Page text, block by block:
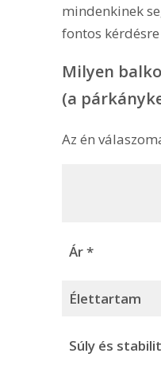
mindenkinek
fontos
Milyen
(a
Az én
Ár *
Élettartam
Súly és